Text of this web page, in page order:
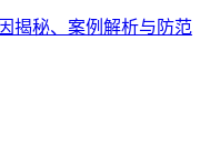
揭秘、案例解析与防范